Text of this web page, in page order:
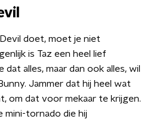
doet, moet je niet
is Taz een heel lief
alles, maar dan ook alles, wil
Jammer dat hij heel wat
om dat voor mekaar te krijgen.
mini-tornado die hij